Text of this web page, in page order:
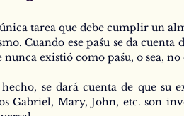
tarea que debe cumplir un
Cuando ese paśu se da
nunca existió como paśu, o sea,
se dará cuenta de que su
Gabriel, Mary, John, etc. son